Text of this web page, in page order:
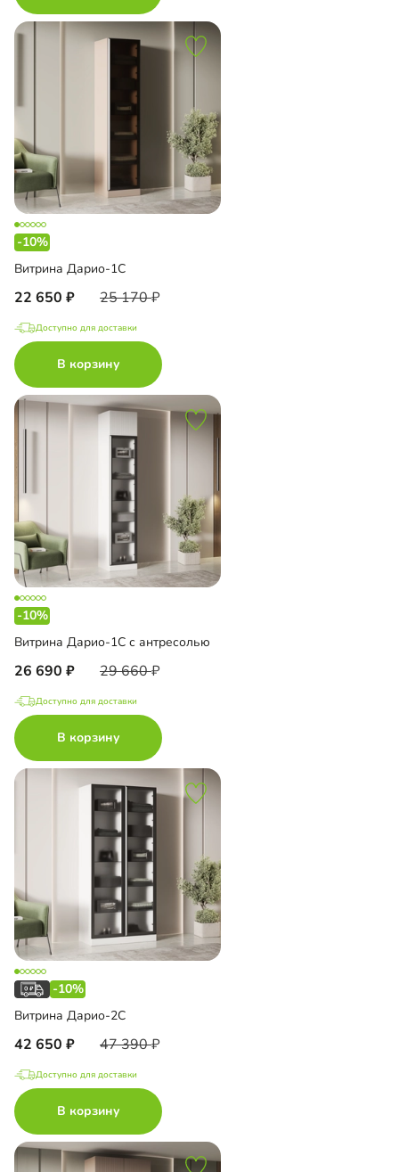
-10%
Витрина Дарио-1С
22 650 25 170
Доступно для доставки
В корзину
-10%
Витрина Дарио-1С с антресолью
26 690 29 660
Доступно для доставки
В корзину
-10%
Витрина Дарио-2С
42 650 47 390
Доступно для доставки
В корзину